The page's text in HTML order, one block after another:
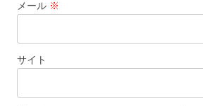
メール ※
サイト